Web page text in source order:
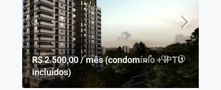
R$ 2.500,00 / mês (condomínio + IPTU
incluídos)